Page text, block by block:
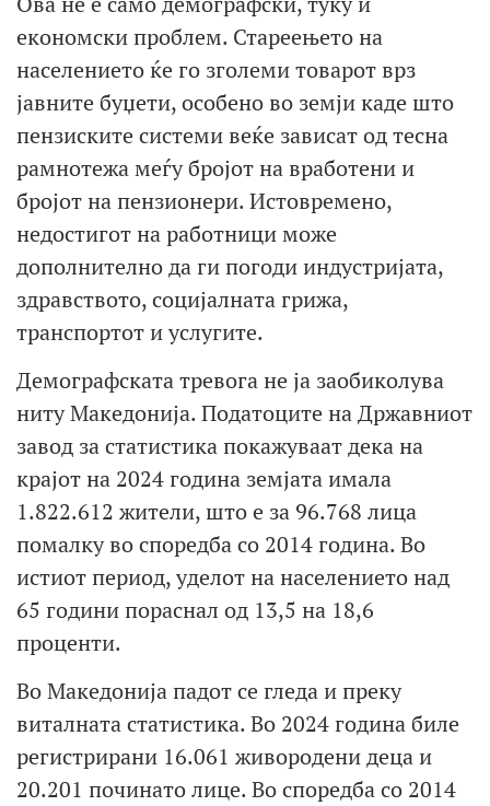
економски проблем. Стареењето на
населението ќе го зголеми товарот врз
јавните буџети, особено во земји каде што
пензиските системи веќе зависат од тесна
рамнотежа меѓу бројот на вработени и
бројот на пензионери. Истовремено,
недостигот на работници може
дополнително да ги погоди индустријата,
здравството, социјалната грижа,
транспортот и услугите.
Демографската тревога не ја заобиколува
ниту Македонија. Податоците на Државниот
завод за статистика покажуваат дека на
крајот на 2024 година земјата имала
1.822.612 жители, што е за 96.768 лица
помалку во споредба со 2014 година. Во
истиот период, уделот на населението над
65 години пораснал од 13,5 на 18,6
проценти.
Во Македонија падот се гледа и преку
виталната статистика. Во 2024 година биле
регистрирани 16.061 живородени деца и
20.201 починато лице. Во споредба со 2014